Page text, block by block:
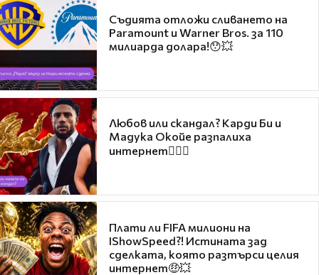
Съдията отложи сливането на
Paramount и Warner Bros. за 110
милиарда долара!😯💥
Любов или скандал? Карди Би и
Мадука Окойе разпалиха
интернет❤️‍🔥🔥
Плати ли FIFA милиони на
IShowSpeed?! Истината зад
сделката, която разтърси целия
интернет🤑💥